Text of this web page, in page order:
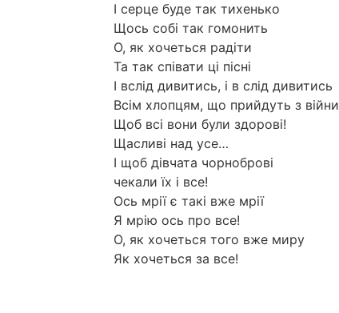
І серце буде так тихенько
Щось собі так гомонить
О, як хочеться радіти
Та так співати ці пісні
І вслід дивитись, і в слід дивитись
Всім хлопцям, що прийдуть з війни
Щоб всі вони були здорові!
Щасливі над усе…
І щоб дівчата чорноброві
чекали їх і все!
Ось мрії є такі вже мрії
Я мрію ось про все!
О, як хочеться того вже миру
Як хочеться за все!